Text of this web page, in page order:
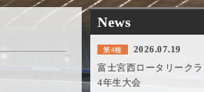
News
第4種
2026.07.19
富士宮西ロータリーク
4年生大会